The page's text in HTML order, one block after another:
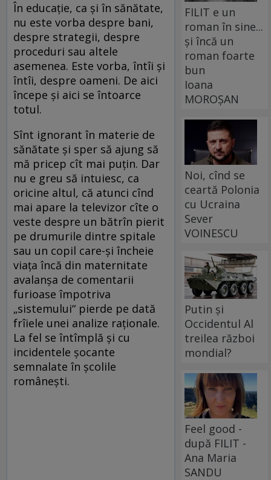
În educaţie, ca şi în sănătate,
nu este vorba despre bani,
despre strategii, despre
proceduri sau altele
asemenea. Este vorba, întîi şi
întîi, despre oameni. De aici
începe şi aici se întoarce
totul.
Sînt ignorant în materie de
sănătate şi sper să ajung să
mă pricep cît mai puţin. Dar
nu e greu să intuiesc, ca
oricine altul, că atunci cînd
mai apare la televizor cîte o
veste despre un bătrîn pierit
pe drumurile dintre spitale
sau un copil care-şi încheie
viaţa încă din maternitate
avalanşa de comentarii
furioase împotriva
„sistemului“ pierde pe dată
frîiele unei analize raţionale.
La fel se întîmplă şi cu
incidentele şocante
semnalate în şcolile
româneşti.
FILIT e un
roman în sine...
și încă un
roman foarte
bun
Ioana
MOROȘAN
Noi, cînd se
ceartă Polonia
cu Ucraina
Sever
VOINESCU
Putin și
Occidentul Al
treilea război
mondial?
Feel good -
după FILIT -
Ana Maria
SANDU